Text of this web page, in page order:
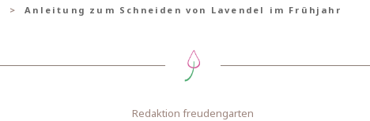
Anleitung zum Schneiden von Lavendel im Frühjahr
Redaktion freudengarten